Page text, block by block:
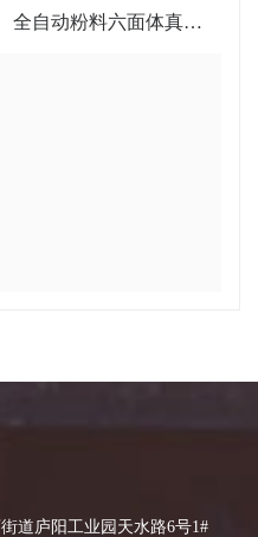
全自动粉料六面体真空
道庐阳工业园天水路6号1#